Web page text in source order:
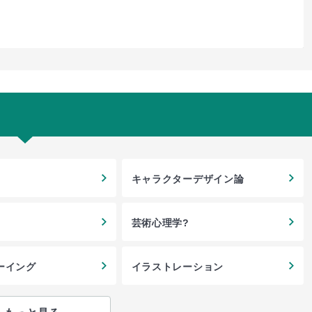
キャラクターデザイン論
芸術心理学?
イング イラストレーション